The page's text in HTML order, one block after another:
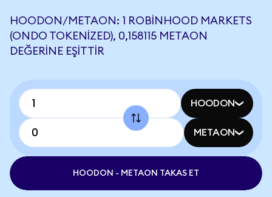
HOODON/METAON: 1 ROBINHOOD MARKETS
(ONDO TOKENIZED), 0,158115 METAON
DEĞERINE EŞITTIR
HOODON
METAON
HOODON - METAON TAKAS ET